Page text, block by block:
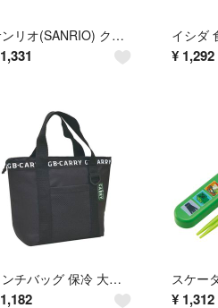
サンリオ(SANRIO) クロミ 箸&ケース 016071
1,331 ¥ 1,292
ランチバッグ 保冷 大きめ 通販 ランチトートバッグ 保冷ランチバッグ 保温 お弁当袋 保冷バッグ
1,182 ¥ 1,312